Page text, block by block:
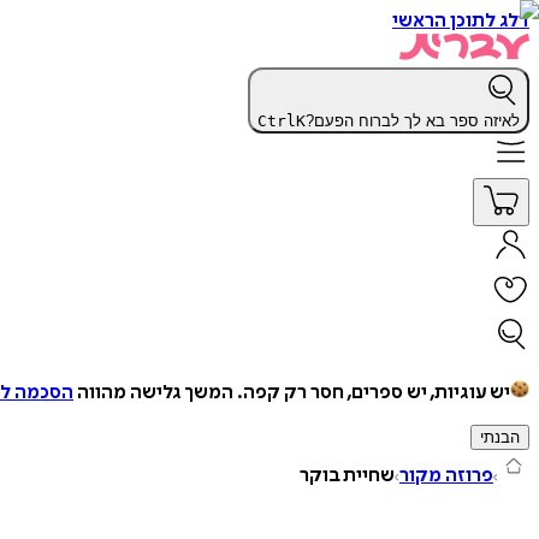
דלג לתוכן הראשי
לאיזה ספר בא לך לברוח הפעם? CtrlK
יש עוגיות, יש ספרים, חסר רק קפה. המשך גלישה מהווה הסכמה
הבנתי
פרוזה מקור שחיית בוקר